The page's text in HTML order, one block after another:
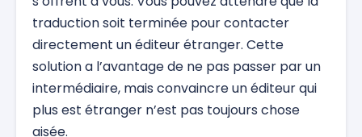
traduction soit terminée pour contacter
directement un éditeur étranger. Cette
solution a l’avantage de ne pas passer par un
intermédiaire, mais convaincre un éditeur qui
plus est étranger n’est pas toujours chose
aisée.